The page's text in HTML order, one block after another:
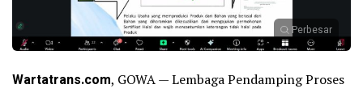
Perbesar
Wartatrans.com, GOWA — Lembaga Pendamping Proses